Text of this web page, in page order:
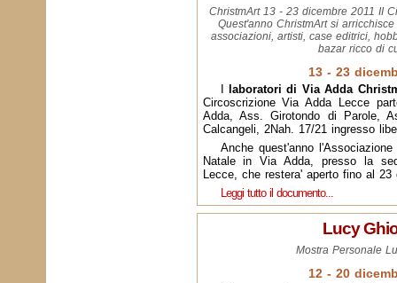
ChristmArt 13 - 23 dicembre 2011 II
Quest'anno ChristmArt si
associazioni, artisti, case editrici,
bazar ricco di
13 - 23
laboratori di Via Adda
Circoscrizione Via Adda Lecce
Adda, Ass. Girotondo di Parole,
Calcangeli, 2Nah. 17/21 ingresso
Anche quest'anno
Natale in Via Adda, presso la
Lecce, che restera' aperto fino al 23
Leggi tutto il documento...
Lucy
Mostra Personale
12 - 20